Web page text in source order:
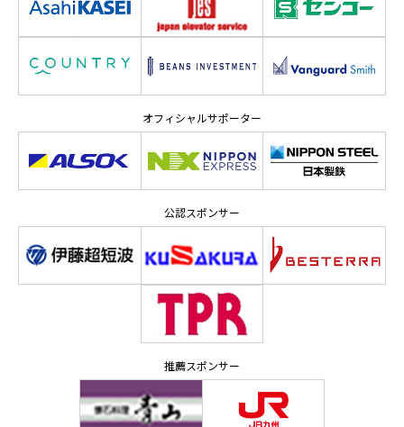
オフィシャルサポーター
公認スポンサー
推薦スポンサー